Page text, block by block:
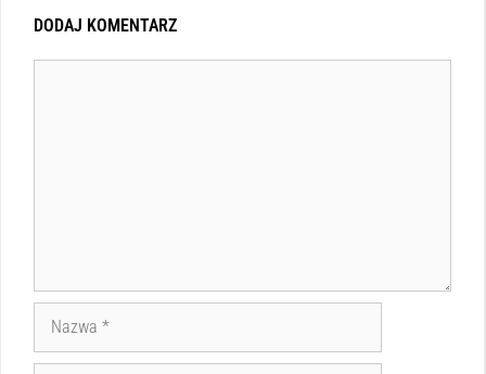
DODAJ KOMENTARZ